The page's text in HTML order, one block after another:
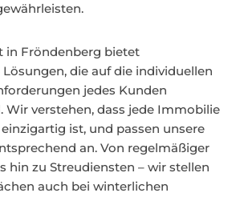
in Fröndenberg bietet
die auf die individuellen
jedes Kunden
Wir verstehen, dass jede Immobilie
ist, und passen unsere
an. Von regelmäßiger
hin zu Streudiensten – wir stellen
auch bei winterlichen